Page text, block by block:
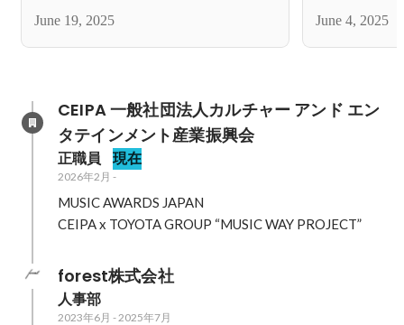
June 19, 2025
億円にてフ
June 4, 2025
CEIPA 一般社団法人カルチャー アンド エン
タテインメント産業振興会
正職員 現在
2026年2月 -
MUSIC AWARDS JAPAN
CEIPA x TOYOTA GROUP “MUSIC WAY PROJECT”
forest株式会社
人事部
2023年6月 - 2025年7月